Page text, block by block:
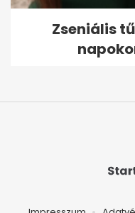
Zseniális